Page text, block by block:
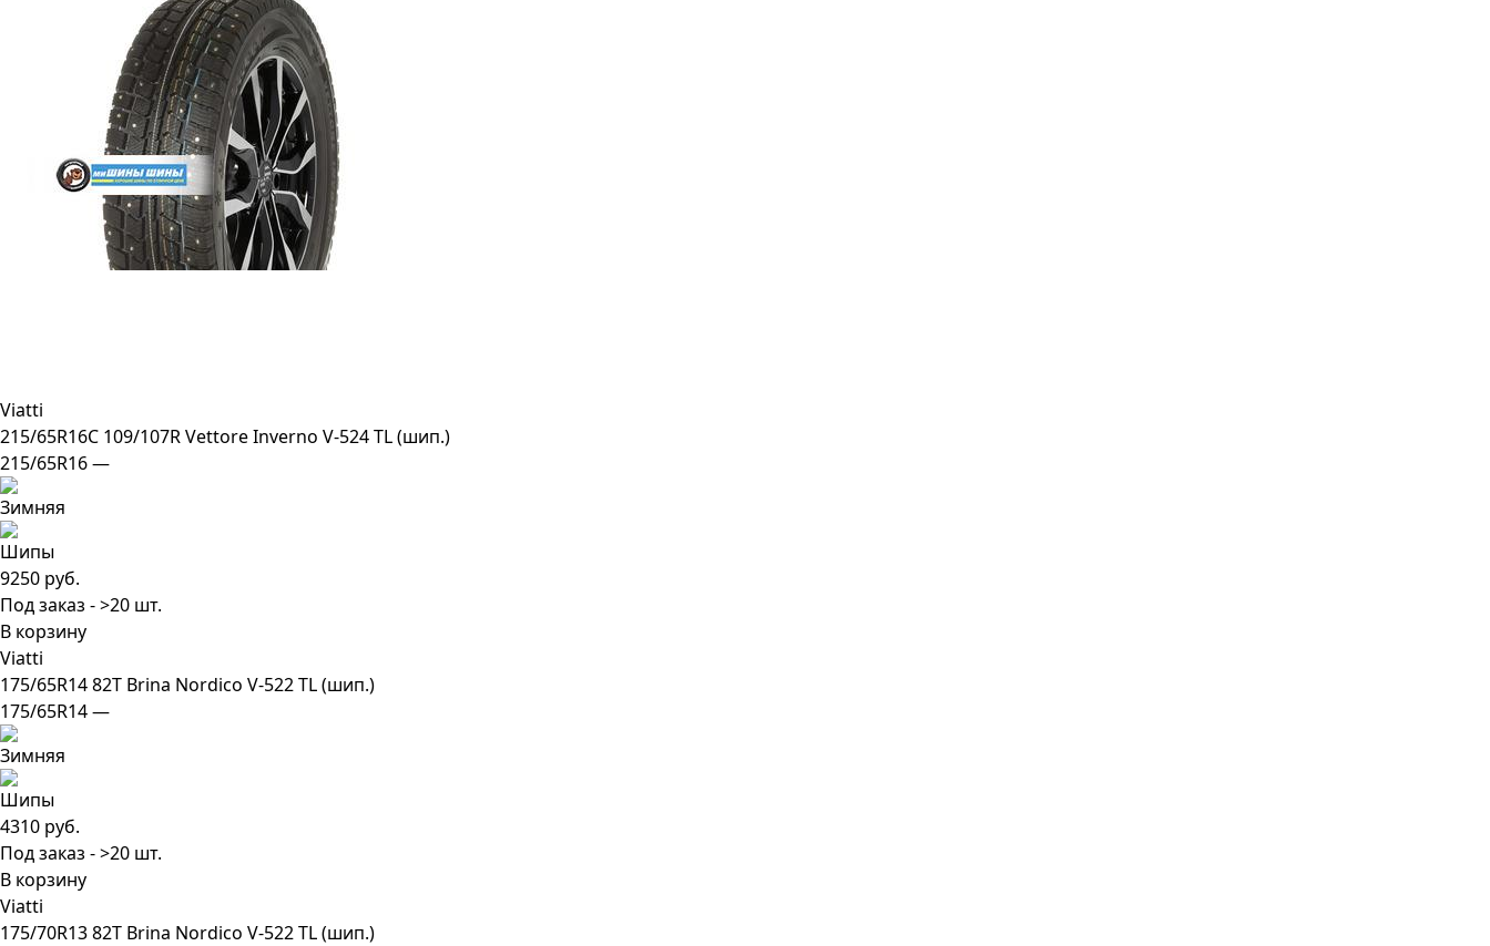
Viatti
215/65R16C 109/107R Vettore Inverno V-524 TL (шип.)
215/65R16 —
9250 руб.
Под заказ - >20 шт.
В корзину
Viatti
175/65R14 82T Brina Nordico V-522 TL (шип.)
175/65R14 —
4310 руб.
Под заказ - >20 шт.
В корзину
Viatti
175/70R13 82T Brina Nordico V-522 TL (шип.)